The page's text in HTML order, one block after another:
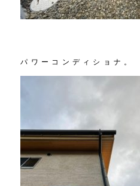
パワーコンディショナ。